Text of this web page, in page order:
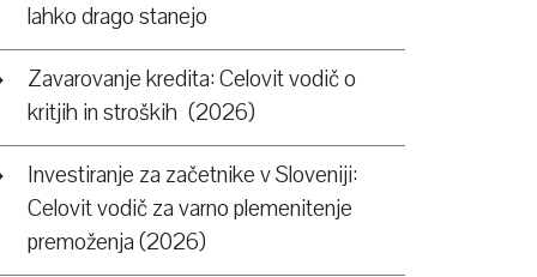
lahko drago stanejo
Zavarovanje kredita: Celovit vodič o
kritjih in stroških (2026)
Investiranje za začetnike v Sloveniji:
Celovit vodič za varno plemenitenje
premoženja (2026)